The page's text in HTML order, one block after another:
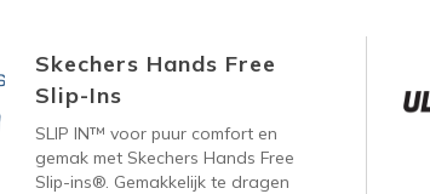
Skechers Hands Free
Slip-Ins
SLIP IN™ voor puur comfort en
gemak met Skechers Hands Free
Slip-ins®. Gemakkelijk te dragen